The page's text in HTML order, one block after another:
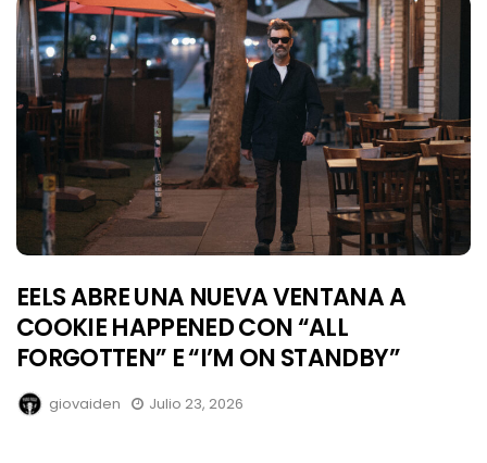
EELS ABRE UNA NUEVA VENTANA A
COOKIE HAPPENED CON “ALL
FORGOTTEN” E “I’M ON STANDBY”
giovaiden Julio 23, 2026